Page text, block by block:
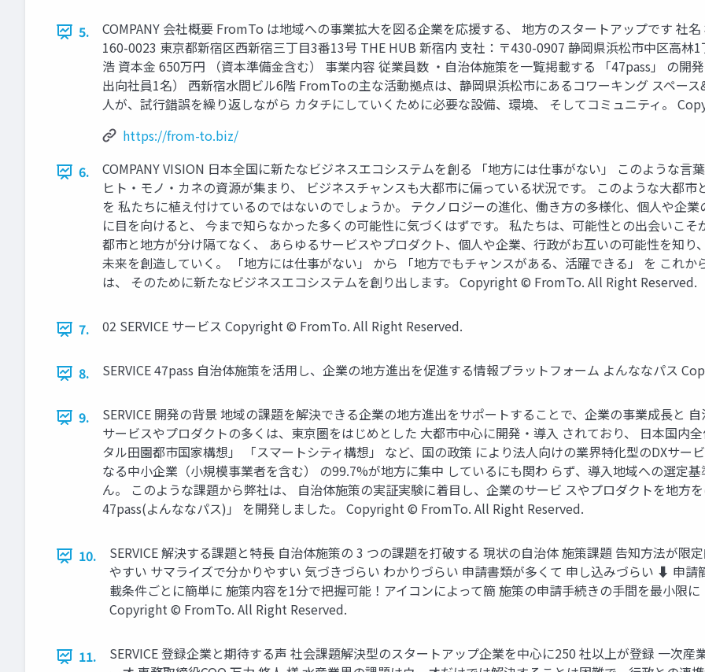
5.
COMPANY 会社概要 FromTo は地域への事業拡大を図る企業を応援する、 地方のスタートアップです 社
160-0023 東京都新宿区西新宿三丁目3番13号 THE HUB 新宿内 支社：〒430-0907 静岡県浜松市中区高
浩 資本金 650万円 （資本準備金含む） 事業内容 従業員数 ・自治体施策を一覧掲載する 「47pass」 の開
出向社員1名） 西新宿水間ビル6階 FromToの主な活動拠点は、静岡県浜松市にあるコワーキング スペー
人が、試行錯誤を繰り返しながら カタチにしていくために必要な設備、環境、 そしてコミュニティ。
https://from-to.biz/
6.
COMPANY VISION 日本全国に新たなビジネスエコシステムを創る 「地方には仕事がない」 このような言
ヒト・モノ・カネの資源が集まり、 ビジネスチャンスも大都市に偏っている状況です。 このような大都
を 私たちに植え付けているのではないのでしょうか。 テクノロジーの進化、働き方の多様化、個人や企
に目を向けると、 今まで知らなかった多くの可能性に気づくはずです。 私たちは、可能性との出会いこ
都市と地方が分け隔てなく、 あらゆるサービスやプロダクト、個人や企業、行政がお互いの可能性を知り
未来を創造していく。 「地方には仕事がない」 から 「地方でもチャンスがある、活躍できる」 を これ
は、 そのために新たなビジネスエコシステムを創り出します。 Copyright © FromTo. All Right Reserved.
7. 02 SERVICE サービス Copyright © FromTo. All Right Reserved.
8. SERVICE 47pass 自治体施策を活用し、企業の地方進出を促進する情報プラットフォーム よんななパス
9.
SERVICE 開発の背景 地域の課題を解決できる企業の地方進出をサポートすることで、企業の事業成長と
サービスやプロダクトの多くは、東京圏をはじめとした 大都市中心に開発・導入 されており、 日本国内
タル田園都市国家構想」 「スマートシティ構想」 など、国の政策 により法人向けの業界特化型のDXサー
なる中小企業（小規模事業者を含む） の99.7%が地方に集中 しているにも関わ らず、導入地域への選定
ん。 このような課題から弊社は、 自治体施策の実証実験に着目し、企業のサービ スやプロダクトを地方
47pass(よんななパス)」 を開発しました。 Copyright © FromTo. All Right Reserved.
10.
SERVICE 解決する課題と特長 自治体施策の 3 つの課題を打破する 現状の自治体 施策課題 告知方法が
やすい サマライズで分かりやすい 気づきづらい わかりづらい 申請書類が多くて 申し込みづらい ⬇ 申
載条件ごとに簡単に 施策内容を1分で把握可能！アイコンによって簡 施策の申請手続きの手間を最小限
Copyright © FromTo. All Right Reserved.
11.
SERVICE 登録企業と期待する声 社会課題解決型のスタートアップ企業を中心に250 社以上が登録 一次